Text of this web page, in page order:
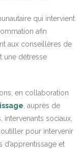
qui intervient
afin
aux conseillères de
une détresse
en collaboration
, auprès de
sociaux,
pour intervenir
d’apprentissage et